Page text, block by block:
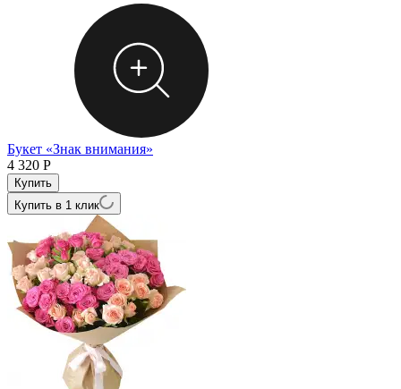
Букет «Знак внимания»
4 320 Р
Купить в 1 клик